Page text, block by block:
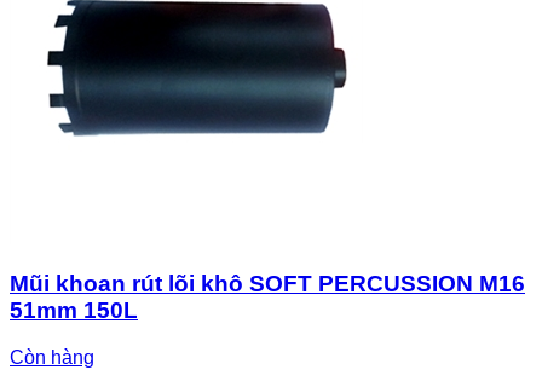
Mũi khoan rút lõi khô SOFT PERCUSSION M16
51mm 150L
Còn hàng